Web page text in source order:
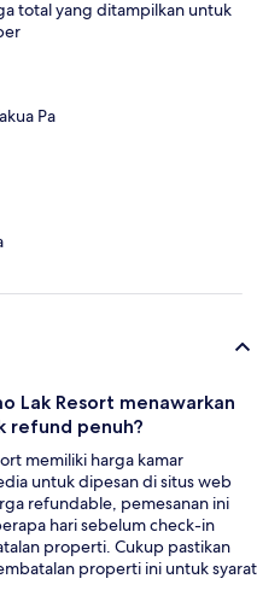
total yang ditampilkan untuk
Pa
Lak Resort menawarkan
refund penuh?
memiliki harga kamar
untuk dipesan di situs web
refundable, pemesanan ini
hari sebelum check-in
properti. Cukup pastikan
properti ini untuk syarat